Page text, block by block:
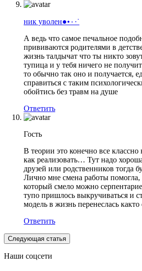
ник уволен●•٠·˙
А ведь что самое печальное
прививаются родителями в
жизнь талдычат что ты никто
тупица и у тебя ничего не
то обычно так оно и получается,
справиться с таким
обойтись без травм на душе
Ответить
Гость
В теории это конечно все классно
как реализовать… Тут надо
друзей или родственников тогда
Лично мне смена работы помогла,
который смело можно
тупо пришлось выкручиваться и
модель в жизнь перенеслась както
Ответить
Следующая статья
Наши соцсети